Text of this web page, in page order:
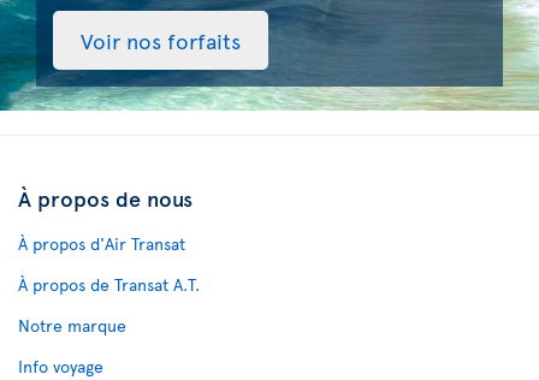
Voir nos forfaits
À propos de nous
À propos d'Air Transat
À propos de Transat A.T.
Notre marque
Info voyage